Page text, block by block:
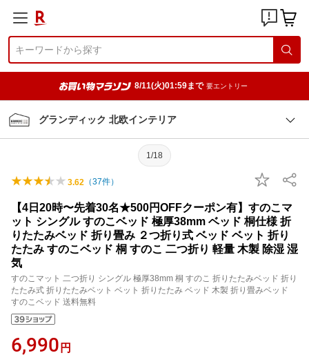
8/11(火)01:59まで 要エントリー
グランディック 北欧インテリア
1/18
3.62 （37件）
【4日20時〜先着30名★500円OFFクーポン有】すのこマ
ット シングル すのこベッド 極厚38mm ベッド 桐仕様 折
りたたみベッド 折り畳み ２つ折り式 ベッド ベット 折り
たたみ すのこベッド 桐 すのこ 二つ折り 軽量 木製 除湿 湿
気
すのこマット 二つ折り シングル 極厚38mm 桐 すのこ 折りたたみベッド 折り
たたみ式 折りたたみベット ベット 折りたたみ ベッド 木製 折り畳みベッド
すのこベッド 送料無料
6,990 円